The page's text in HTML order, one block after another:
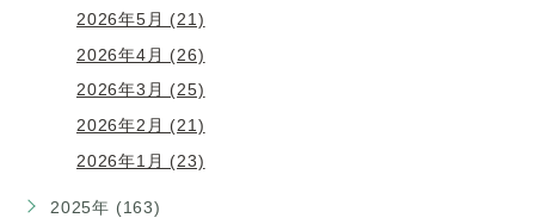
2026年5月 (21)
2026年4月 (26)
2026年3月 (25)
2026年2月 (21)
2026年1月 (23)
2025年 (163)